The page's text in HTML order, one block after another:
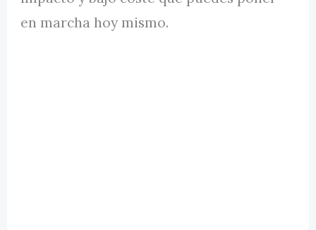
en marcha hoy mismo.